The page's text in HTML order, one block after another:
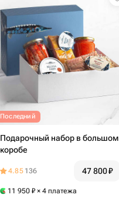
Последний
Подарочный набор в большом
коробе
4.85 136 47 800₽
11 950 ₽ × 4 платежа